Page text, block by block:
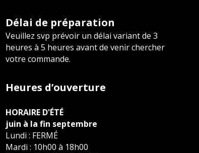
Délai de préparation
Veuillez svp prévoir un délai variant de 3
heures à 5 heures avant de venir chercher
votre commande.
Heures d’ouverture
HORAIRE D'ÉTÉ
juin à la fin septembre
Lundi : FERMÉ
Mardi : 10h00 à 18h00